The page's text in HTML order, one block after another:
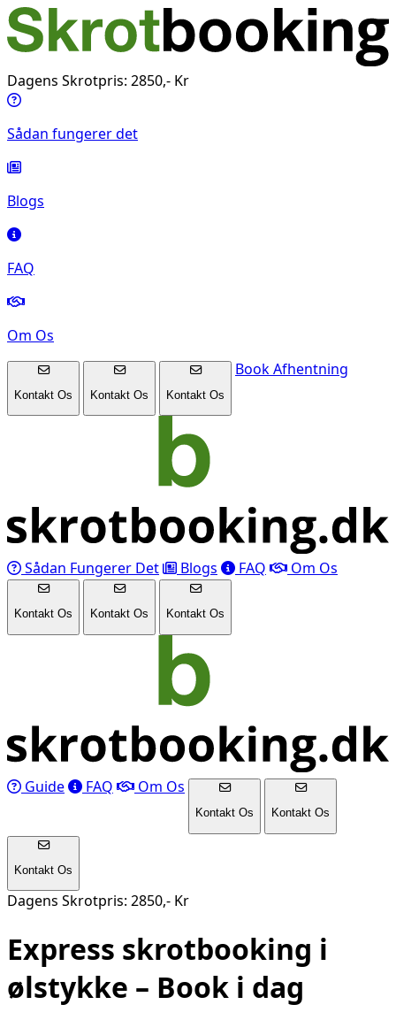
Dagens Skrotpris: 2850,- Kr
Sådan fungerer det
Blogs
FAQ
Om Os
Kontakt Os Kontakt Os Kontakt Os
Book Afhentning
Sådan Fungerer Det Blogs FAQ Om Os
Kontakt Os Kontakt Os Kontakt Os
Guide FAQ Om Os
Kontakt Os Kontakt Os
Kontakt Os
Dagens Skrotpris: 2850,- Kr
Express skrotbooking i
ølstykke – Book i dag